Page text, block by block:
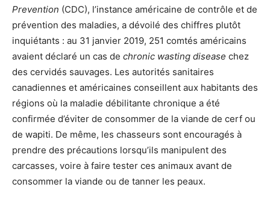
Prevention (CDC), l’instance américaine de contrôle et de
prévention des maladies, a dévoilé des chiffres plutôt
inquiétants : au 31 janvier 2019, 251 comtés américains
avaient déclaré un cas de chronic wasting disease chez
des cervidés sauvages. Les autorités sanitaires
canadiennes et américaines conseillent aux habitants des
régions où la maladie débilitante chronique a été
confirmée d’éviter de consommer de la viande de cerf ou
de wapiti. De même, les chasseurs sont encouragés à
prendre des précautions lorsqu’ils manipulent des
carcasses, voire à faire tester ces animaux avant de
consommer la viande ou de tanner les peaux.